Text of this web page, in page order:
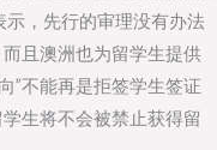
示，先行的审理没有办法
且澳洲也为留学生提供
”不能再是拒签学生签证
生将不会被禁止获得留